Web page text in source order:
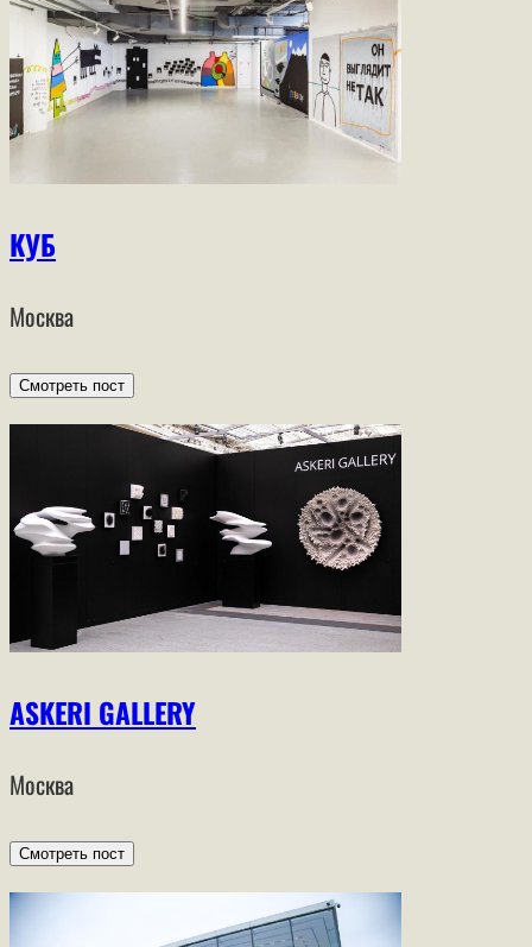
КУБ
Москва
Смотреть пост
ASKERI GALLERY
Москва
Смотреть пост